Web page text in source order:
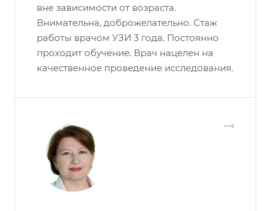
вне зависимости от возраста.
Внимательна, доброжелательно. Стаж
работы врачом УЗИ 3 года. Постоянно
проходит обучение. Врач нацелен на
качественное проведение исследования.